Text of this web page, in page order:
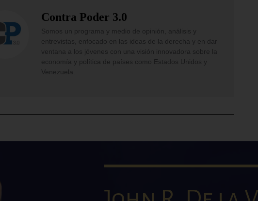
Contra Poder 3.0
Somos un programa y medio de opinión, análisis y
entrevistas, enfocado en las ideas de la derecha y en dar
ventana a los jóvenes con una visión innovadora sobre la
economía y política de países como Estados Unidos y
Venezuela.